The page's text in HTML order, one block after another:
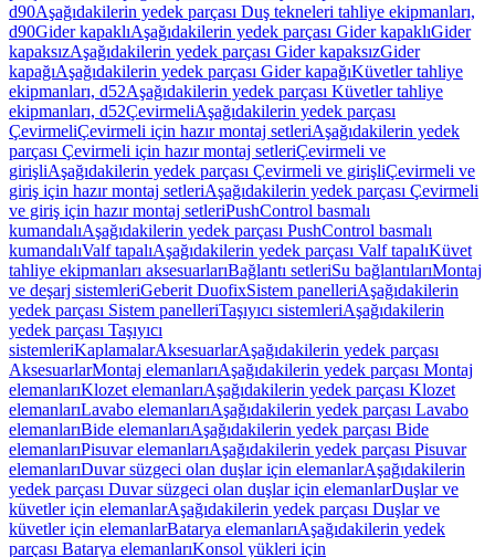
d90Aşağıdakilerin yedek parçası Duş tekneleri tahliye ekipmanları,
d90Gider kapaklıAşağıdakilerin yedek parçası Gider kapaklıGider
kapaksızAşağıdakilerin yedek parçası Gider kapaksızGider
kapağıAşağıdakilerin yedek parçası Gider kapağıKüvetler tahliye
ekipmanları, d52Aşağıdakilerin yedek parçası Küvetler tahliye
ekipmanları, d52ÇevirmeliAşağıdakilerin yedek parçası
ÇevirmeliÇevirmeli için hazır montaj setleriAşağıdakilerin yedek
parçası Çevirmeli için hazır montaj setleriÇevirmeli ve
girişliAşağıdakilerin yedek parçası Çevirmeli ve girişliÇevirmeli ve
giriş için hazır montaj setleriAşağıdakilerin yedek parçası Çevirmeli
ve giriş için hazır montaj setleriPushControl basmalı
kumandalıAşağıdakilerin yedek parçası PushControl basmalı
kumandalıValf tapalıAşağıdakilerin yedek parçası Valf tapalıKüvet
tahliye ekipmanları aksesuarlarıBağlantı setleriSu bağlantılarıMontaj
ve deşarj sistemleriGeberit DuofixSistem panelleriAşağıdakilerin
yedek parçası Sistem panelleriTaşıyıcı sistemleriAşağıdakilerin
yedek parçası Taşıyıcı
sistemleriKaplamalarAksesuarlarAşağıdakilerin yedek parçası
AksesuarlarMontaj elemanlarıAşağıdakilerin yedek parçası Montaj
elemanlarıKlozet elemanlarıAşağıdakilerin yedek parçası Klozet
elemanlarıLavabo elemanlarıAşağıdakilerin yedek parçası Lavabo
elemanlarıBide elemanlarıAşağıdakilerin yedek parçası Bide
elemanlarıPisuvar elemanlarıAşağıdakilerin yedek parçası Pisuvar
elemanlarıDuvar süzgeci olan duşlar için elemanlarAşağıdakilerin
yedek parçası Duvar süzgeci olan duşlar için elemanlarDuşlar ve
küvetler için elemanlarAşağıdakilerin yedek parçası Duşlar ve
küvetler için elemanlarBatarya elemanlarıAşağıdakilerin yedek
parçası Batarya elemanlarıKonsol yükleri için